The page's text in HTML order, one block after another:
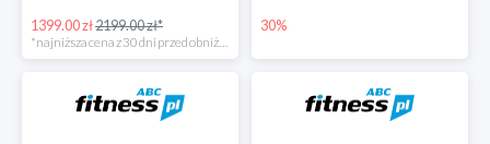
1399.00 zł2199.00 zł* 30%